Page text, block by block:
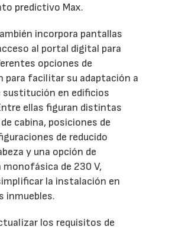
predictivo Max.
incorpora pantallas
al portal digital para
opciones de
para facilitar su adaptación a
sustitución en edificios
ellas figuran distintas
cabina, posiciones de
de reducido
y una opción de
de 230 V,
la instalación en
inmuebles.
los requisitos de